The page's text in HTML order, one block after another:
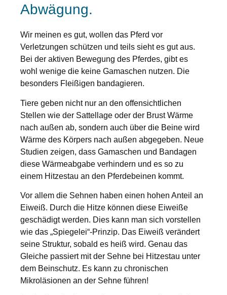
Abwägung.
Wir meinen es gut, wollen das Pferd vor
Verletzungen schützen und teils sieht es gut aus.
Bei der aktiven Bewegung des Pferdes, gibt es
wohl wenige die keine Gamaschen nutzen. Die
besonders Fleißigen bandagieren.
Tiere geben nicht nur an den offensichtlichen
Stellen wie der Sattellage oder der Brust Wärme
nach außen ab, sondern auch über die Beine wird
Wärme des Körpers nach außen abgegeben. Neue
Studien zeigen, dass Gamaschen und Bandagen
diese Wärmeabgabe verhindern und es so zu
einem Hitzestau an den Pferdebeinen kommt.
Vor allem die Sehnen haben einen hohen Anteil an
Eiweiß. Durch die Hitze können diese Eiweiße
geschädigt werden. Dies kann man sich vorstellen
wie das „Spiegelei“-Prinzip. Das Eiweiß verändert
seine Struktur, sobald es heiß wird. Genau das
Gleiche passiert mit der Sehne bei Hitzestau unter
dem Beinschutz. Es kann zu chronischen
Mikroläsionen an der Sehne führen!